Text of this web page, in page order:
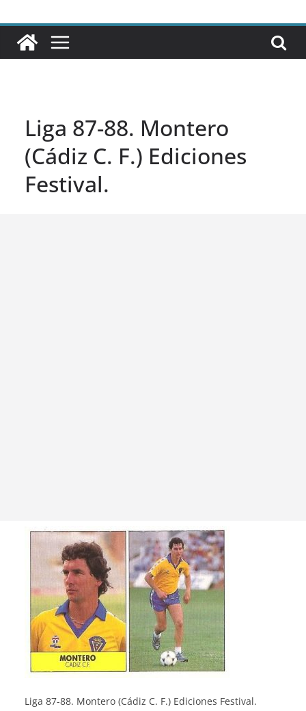
Liga 87-88. Montero
(Cádiz C. F.) Ediciones
Festival.
Liga 87-88. Montero (Cádiz C. F.) Ediciones Festival.